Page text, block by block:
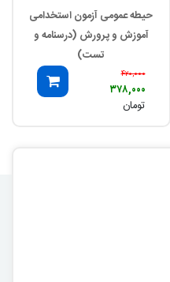
حیطه عمومی آزمون استخدامی
آموزش و پرورش (درسنامه و
تست)
۴۲۰,۰۰۰
۳۷۸,۰۰۰
تومان